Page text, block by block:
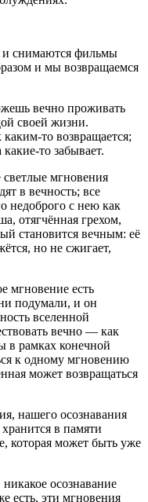
и снимаются фильмы
и мы возвращаемся
вечно проживать
своей жизни.
то возвращается;
то забывает.
мгновения
в вечность; все
недоброго с нею как
отягчённая грехом,
становится вечным: её
но не сжигает,
мгновение есть
подумали, и он
вселенной
вечно — как
в рамках конечной
к одному мгновению
может возвращаться
нашего осознавания
в памяти
которая может быть уже
осознавание
есть, эти мгновения